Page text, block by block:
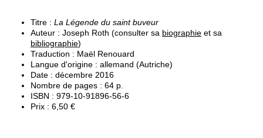
Titre : La Légende du saint buveur
Auteur : Joseph Roth (consulter sa biographie et sa
bibliographie)
Traduction : Maël Renouard
Langue d'origine : allemand (Autriche)
Date : décembre 2016
Nombre de pages : 64 p.
ISBN : 979-10-91896-56-6
Prix : 6,50 €